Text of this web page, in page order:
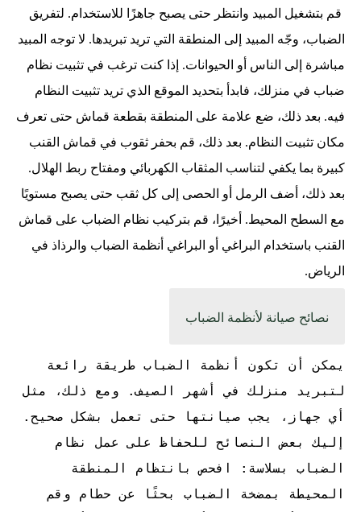
قم بتشغيل المبيد وانتظر حتى يصبح جاهزًا للاستخدام. لتفريق
الضباب، وجّه المبيد إلى المنطقة التي تريد تبريدها. لا توجه المبيد
مباشرة إلى الناس أو الحيوانات. إذا كنت ترغب في تثبيت نظام
ضباب في منزلك، فابدأ بتحديد الموقع الذي تريد تثبيت النظام
فيه. بعد ذلك، ضع علامة على المنطقة بقطعة قماش حتى تعرف
مكان تثبيت النظام. بعد ذلك، قم بحفر ثقوب في قماش القنب
كبيرة بما يكفي لتناسب المثقاب الكهربائي ومفتاح ربط الهلال.
بعد ذلك، أضف الرمل أو الحصى إلى كل ثقب حتى يصبح مستويًا
مع السطح المحيط. أخيرًا، قم بتركيب نظام الضباب على قماش
القنب باستخدام البراغي أو البراغي أنظمة الضباب والرذاذ في
الرياض.
نصائح صيانة لأنظمة الضباب
يمكن أن تكون أنظمة الضباب طريقة رائعة
لتبريد منزلك في أشهر الصيف. ومع ذلك، مثل
أي جهاز، يجب صيانتها حتى تعمل بشكل صحيح.
إليك بعض النصائح للحفاظ على عمل نظام
الضباب بسلاسة:
افحص بانتظام المنطقة
المحيطة بمضخة الضباب بحثًا عن حطام وقم